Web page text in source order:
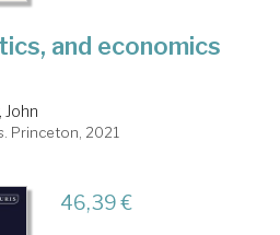
and economics
John
Princeton, 2021
46,39 €